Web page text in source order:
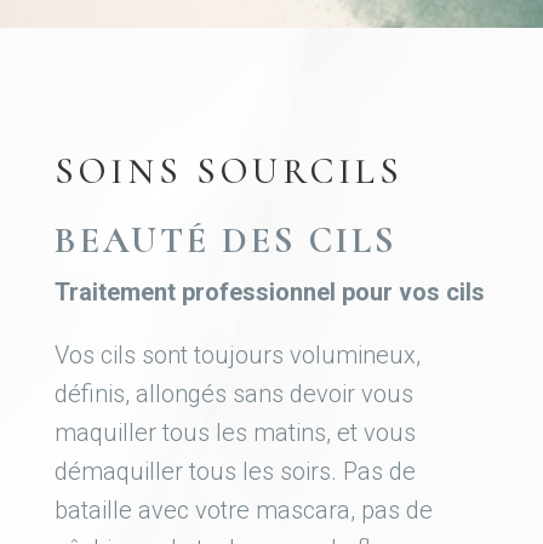
SOINS SOURCILS
BEAUTÉ DES CILS
Traitement professionnel pour vos cils
Vos cils sont toujours volumineux,
définis, allongés sans devoir vous
maquiller tous les matins, et vous
démaquiller tous les soirs. Pas de
bataille avec votre mascara, pas de